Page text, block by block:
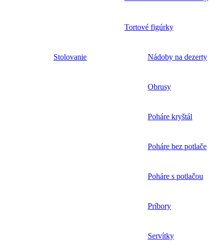
Tortové figúrky
Stolovanie Nádoby na dezerty
Obrusy
Poháre kryštál
Poháre bez potlače
Poháre s potlačou
Príbory
Servítky